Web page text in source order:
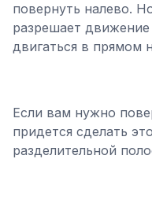
повернуть налево.
разрешает
двигаться в прямом
Если вам нужно
придется сделать
разделительной